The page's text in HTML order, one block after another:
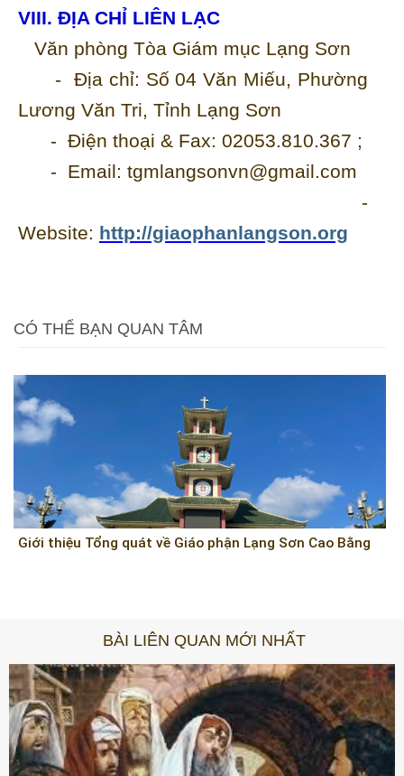
VIII. ĐỊA CHỈ LIÊN LẠC
Văn phòng Tòa Giám mục Lạng Sơn
- Địa chỉ: Số 04 Văn Miếu, Phường
Lương Văn Tri, Tỉnh Lạng Sơn
- Điện thoại & Fax: 02053.810.367 ;
- Email: tgmlangsonvn@gmail.com
-
Website: http://giaophanlangson.org
CÓ THỂ BẠN QUAN TÂM
Giới thiệu Tổng quát về Giáo phận Lạng Sơn Cao Bằng
BÀI LIÊN QUAN MỚI NHẤT